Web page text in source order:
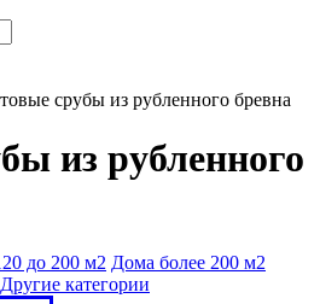
срубы из рубленного бревна
из рубленного
до 200 м2 Дома более 200 м2
Другие категории